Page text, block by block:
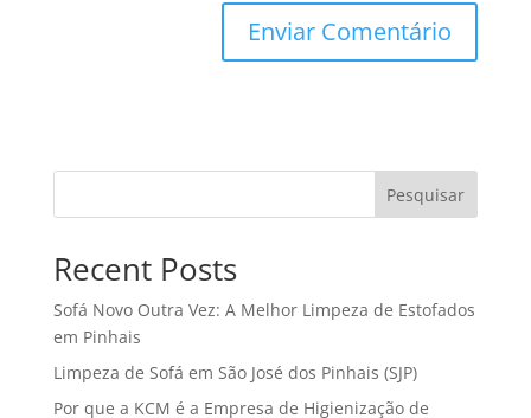
Pesquisar
Recent Posts
Sofá Novo Outra Vez: A Melhor Limpeza de Estofados
em Pinhais
Limpeza de Sofá em São José dos Pinhais (SJP)
Por que a KCM é a Empresa de Higienização de